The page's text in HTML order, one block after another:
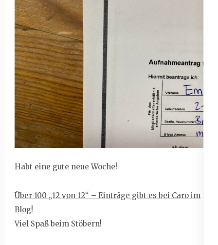
Habt eine gute neue Woche!
Über 100 „12 von 12“ – Einträge gibt es bei Caro im
Blog!
Viel Spaß beim Stöbern!